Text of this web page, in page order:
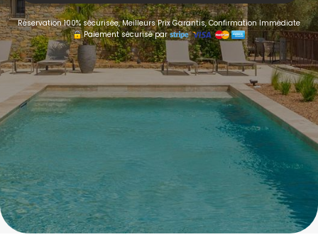
Réservation 100% sécurisée, Meilleurs Prix Garantis, Confirmation Immédiate
Paiement sécurisé par